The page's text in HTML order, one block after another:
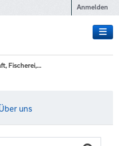
Anmelden
Fischerei,...
uns